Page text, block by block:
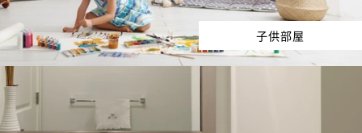
子供部屋